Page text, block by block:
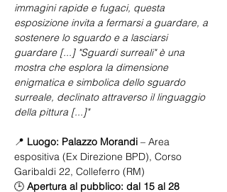
immagini rapide e fugaci, questa
esposizione invita a fermarsi a guardare, a
sostenere lo sguardo e a lasciarsi
guardare [...] "Sguardi surreali" è una
mostra che esplora la dimensione
enigmatica e simbolica dello sguardo
surreale, declinato attraverso il linguaggio
della pittura [...]"
📍 Luogo: Palazzo Morandi – Area
espositiva (Ex Direzione BPD), Corso
Garibaldi 22, Colleferro (RM)
🕒 Apertura al pubblico: dal 15 al 28